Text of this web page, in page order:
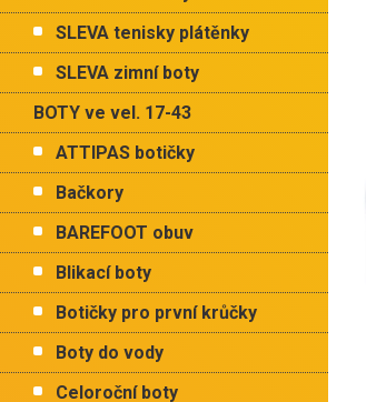
n
l
SLEVA tenisky plátěnky
SLEVA zimní boty
BOTY ve vel. 17-43
ATTIPAS botičky
Bačkory
BAREFOOT obuv
Blikací boty
Botičky pro první krůčky
Boty do vody
Celoroční boty